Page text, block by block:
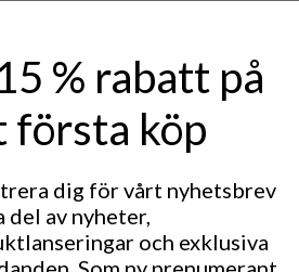
% rabatt på
första köp
dig för vårt nyhetsbrev
del av nyheter,
och exklusiva